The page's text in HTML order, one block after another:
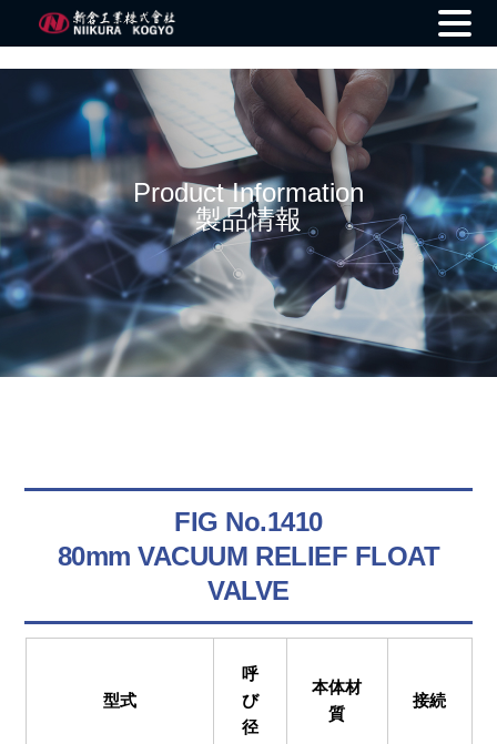
Product Information
製品情報
FIG No.1410
80mm VACUUM RELIEF FLOAT
VALVE
型式
呼
び
径
本体材
質
接続